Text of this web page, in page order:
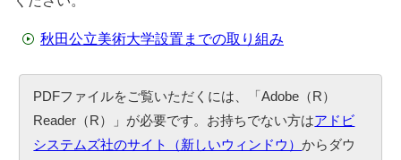
秋田公立美術大学設置までの取り組み
PDFファイルをご覧いただくには、「Adobe（R）
Reader（R）」が必要です。お持ちでない方はアドビ
システムズ社のサイト（新しいウィンドウ）からダウ